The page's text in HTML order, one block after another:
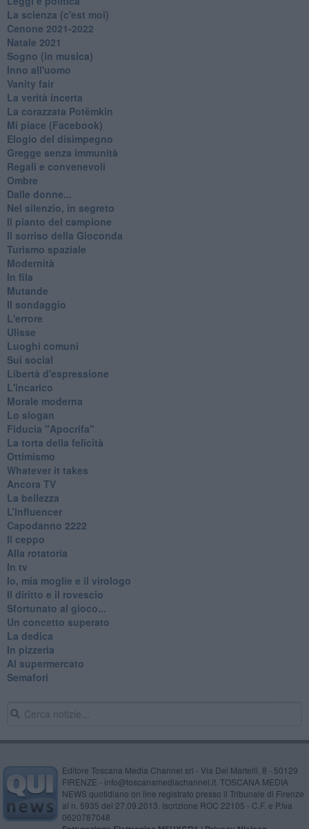
La scienza (c'est moi)
Cenone 2021-2022
Natale 2021
Sogno (in musica)
Inno all'uomo
Vanity fair
La verità incerta
La corazzata Potëmkin
Mi piace (Facebook)
Elogio del disimpegno
Gregge senza immunità
Regali e convenevoli
Ombre
Dalle donne...
Nel silenzio, in segreto
Il pianto del campione
Il sorriso della Gioconda
Turismo spaziale
Modernità
In fila
Mutande
Il sondaggio
L'errore
Ulisse
Luoghi comuni
Sui social
Libertà d'espressione
L'incarico
Morale moderna
Lo slogan
Fiducia "Apocrifa"
La torta della felicità
Ottimismo
Whatever it takes
Ancora TV
La bellezza
L’Influencer
​Capodanno 2222
Il ceppo
Alla rotatoria
In tv
Io, mia moglie e il virologo
Il diritto e il rovescio
Sfortunato al gioco...
Un concetto superato
La dedica
In pizzeria
Al supermercato
Semafori
Editore Toscana Media Channel srl - Via Dei Martelli, 8 - 50129
FIRENZE - info@toscanamediachannel.it. TOSCANA MEDIA
NEWS quotidiano on line registrato presso il Tribunale di Firenze
al n. 5935 del 27.09.2013. Iscrizione ROC 22105 - C.F. e P.Iva
0620787048